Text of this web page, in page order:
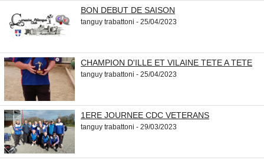
BON DEBUT DE SAISON
tanguy trabattoni - 25/04/2023
CHAMPION D'ILLE ET VILAINE TETE A TETE
tanguy trabattoni - 25/04/2023
1ERE JOURNEE CDC VETERANS
tanguy trabattoni - 29/03/2023